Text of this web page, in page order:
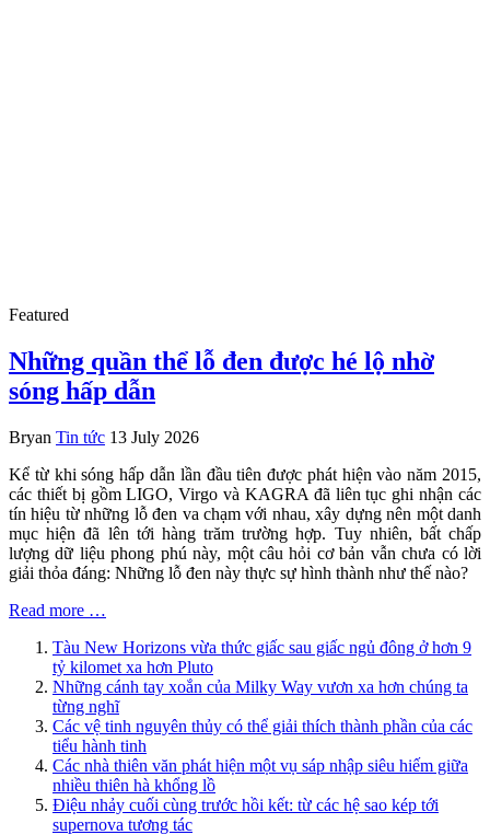
Featured
Những quần thể lỗ đen được hé lộ nhờ
sóng hấp dẫn
Bryan Tin tức 13 July 2026
Kể từ khi sóng hấp dẫn lần đầu tiên được phát hiện vào năm 2015,
các thiết bị gồm LIGO, Virgo và KAGRA đã liên tục ghi nhận các
tín hiệu từ những lỗ đen va chạm với nhau, xây dựng nên một danh
mục hiện đã lên tới hàng trăm trường hợp. Tuy nhiên, bất chấp
lượng dữ liệu phong phú này, một câu hỏi cơ bản vẫn chưa có lời
giải thỏa đáng: Những lỗ đen này thực sự hình thành như thế nào?
Read more …
Tàu New Horizons vừa thức giấc sau giấc ngủ đông ở hơn 9
tỷ kilomet xa hơn Pluto
Những cánh tay xoắn của Milky Way vươn xa hơn chúng ta
từng nghĩ
Các vệ tinh nguyên thủy có thể giải thích thành phần của các
tiểu hành tinh
Các nhà thiên văn phát hiện một vụ sáp nhập siêu hiếm giữa
nhiều thiên hà khổng lồ
Điệu nhảy cuối cùng trước hồi kết: từ các hệ sao kép tới
supernova tương tác